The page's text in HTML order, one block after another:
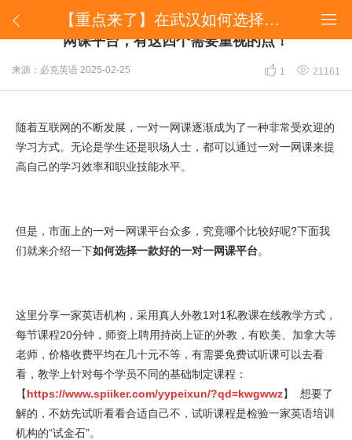
 
【重点来了】在武汉如何选择一款好的一对一英语网课平台，有这四个需要重视的点！
【重点来了】在武汉如何选择一款好的一对一英语
网课平台，有这四个需要重视的点！
来源：必克英语 2025-02-25  1  21161
随着互联网的不断发展，一对一网课逐渐成为了一种非常受欢迎的
学习方式。无论是学生还是职场人士，都可以通过一对一网课来提
高自己的学习效率和职业技能水平。
但是，市面上的一对一网课平台众多，究竟哪个比较好呢?下面我
们就来介绍一下如何选择一款好的一对一网课平台。
这里分享一家英语机构，采用真人外教1对1私教课在线教学方式，
每节课程20分钟，师资上聘用持岗上证的外教，有欧美、加拿大等
老师，价格收费平均在几十元不等，有需要免费试听课可以去看
看，教学上针对每个学员不同的基础制定课程：
【https://www.spiiker.com/yypeixun/?qd=kwgwwz】 想要了
解的，不妨先试听看看合适自己不，试听课程是检验一家英语培训
机构的“试金石”。